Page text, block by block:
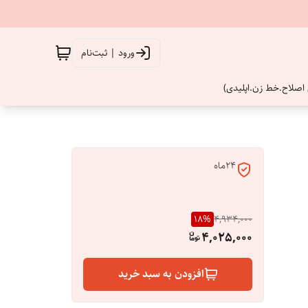
ورود | ثبت‌نام
زن.اپلیدی)
24ماه
4,934,000
18%
4,025,000
افزودن به سبد خرید